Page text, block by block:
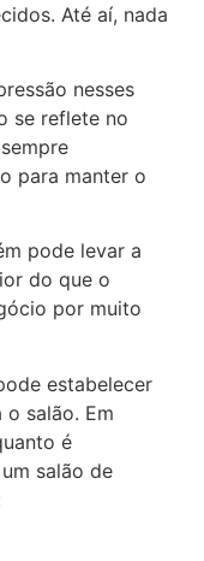
Até aí, nada
nesses
se reflete no
para manter o
pode levar a
do que o
por muito
estabelecer
salão. Em
é
salão de